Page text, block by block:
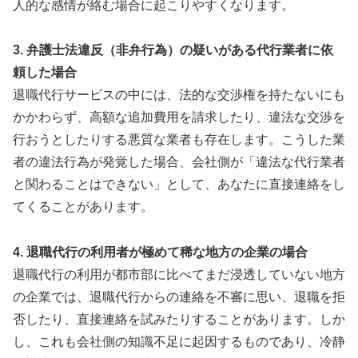
人的な感情が絡む場合に起こりやすくなります。
3. 弁護士法違反（非弁行為）の疑いがある代行業者に依
頼した場合
退職代行サービスの中には、法的な交渉権を持たないにも
かかわらず、高額な追加費用を請求したり、違法な交渉を
行おうとしたりする悪質な業者も存在します。こうした業
者の違法行為が発覚した場合、会社側が「違法な代行業者
と関わることはできない」として、あなたに直接連絡をし
てくることがあります。
4. 退職代行の利用者が極めて稀な地方の企業の場合
退職代行の利用が都市部に比べてまだ浸透していない地方
の企業では、退職代行からの連絡を不審に思い、退職を拒
否したり、直接連絡を試みたりすることがあります。しか
し、これも会社側の知識不足に起因するものであり、冷静